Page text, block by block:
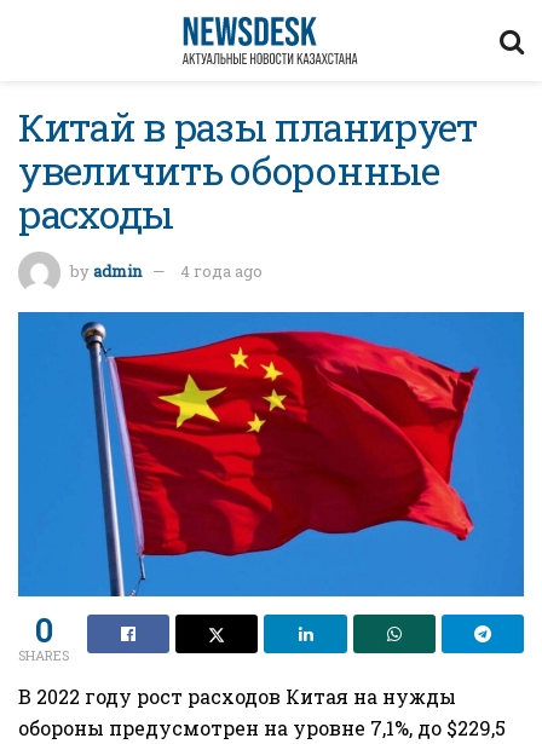
Китай в разы планирует
увеличить оборонные
расходы
byadmin 4 года ago
0
SHARES
В 2022 году рост расходов Китая на нужды
обороны предусмотрен на уровне 7,1%, до $229,5